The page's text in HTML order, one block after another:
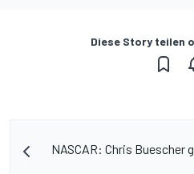
Diese Story teilen
NASCAR: Chris Buescher